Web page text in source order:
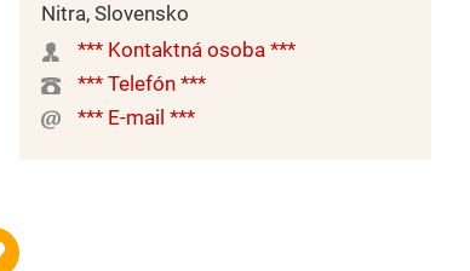
Nitra, Slovensko
*** Kontaktná osoba ***
*** Telefón ***
*** E-mail ***